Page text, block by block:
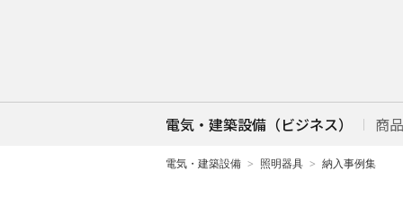
電気・建築設備（ビジネス） 商
電気・建築設備 照明器具 納入事例集